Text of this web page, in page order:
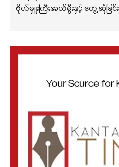
ဗိုလ်မှူးကြီးအယ်မွီးနှင့် တွေ့ဆုံခြင်း